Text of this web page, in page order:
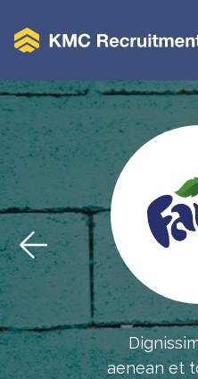
Lorem
amet,
aenean et